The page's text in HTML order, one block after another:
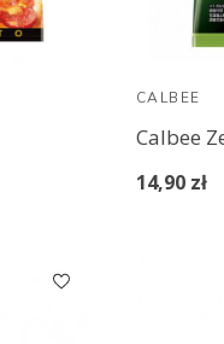
CALBEE
14,90 zł